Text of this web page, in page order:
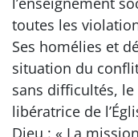
toutes les
Ses homélies et
situation du
sans difficultés,
libératrice de
Dieu : « La